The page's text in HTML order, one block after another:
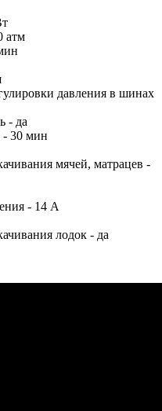
атм
давления в шинах
- да
- 30 мин
мячей, матрацев -
- 14 А
лодок - да